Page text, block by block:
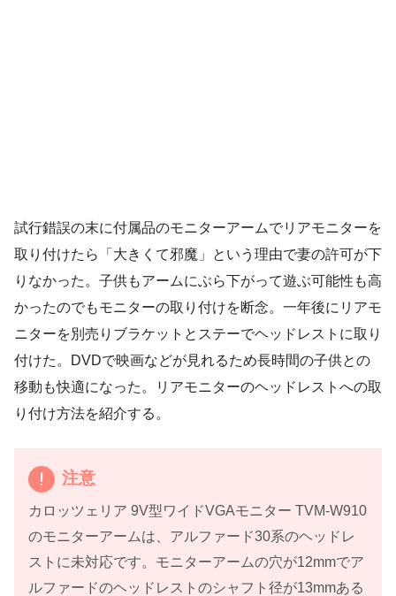
試行錯誤の末に付属品のモニターアームでリアモニターを
取り付けたら「大きくて邪魔」という理由で妻の許可が下
りなかった。子供もアームにぶら下がって遊ぶ可能性も高
かったのでもモニターの取り付けを断念。一年後にリアモ
ニターを別売りブラケットとステーでヘッドレストに取り
付けた。DVDで映画などが見れるため長時間の子供との
移動も快適になった。リアモニターのヘッドレストへの取
り付け方法を紹介する。
注意
カロッツェリア 9V型ワイドVGAモニター TVM-W910
のモニターアームは、アルファード30系のヘッドレ
ストに未対応です。モニターアームの穴が12mmでア
ルファードのヘッドレストのシャフト径が13mmある